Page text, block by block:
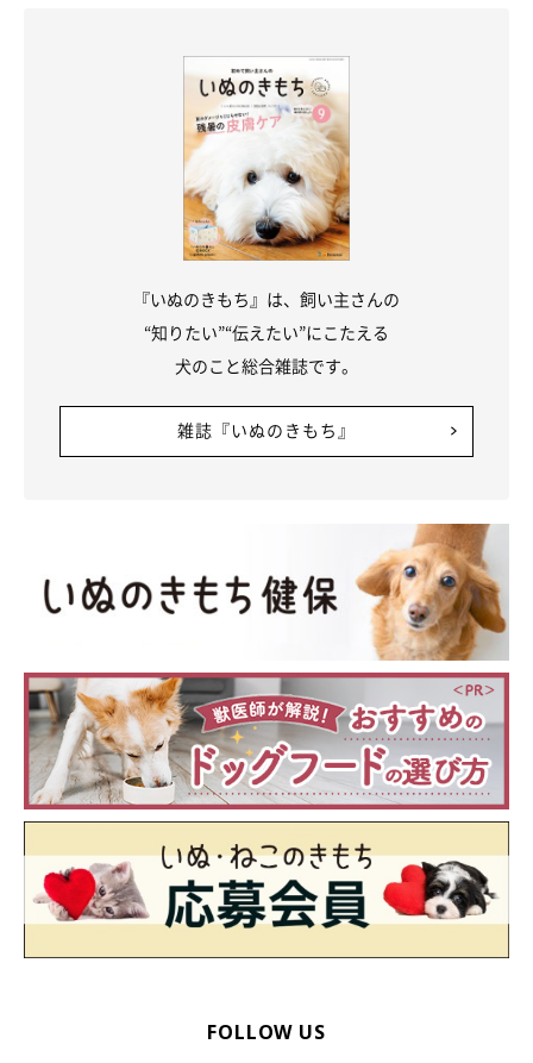
『いぬのきもち』は、飼い主さんの
“知りたい”“伝えたい”にこたえる
犬のこと総合雑誌です。
雑誌『いぬのきもち』
FOLLOW US